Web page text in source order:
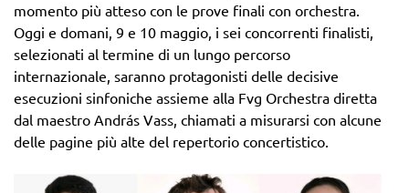
momento più atteso con le prove finali con orchestra.
Oggi e domani, 9 e 10 maggio, i sei concorrenti finalisti,
selezionati al termine di un lungo percorso
internazionale, saranno protagonisti delle decisive
esecuzioni sinfoniche assieme alla Fvg Orchestra diretta
dal maestro András Vass, chiamati a misurarsi con alcune
delle pagine più alte del repertorio concertistico.